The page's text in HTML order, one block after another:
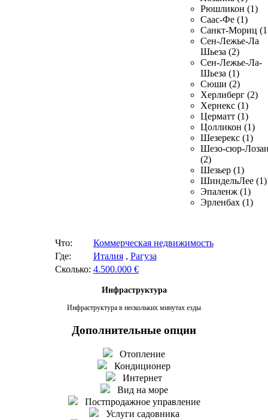
Рюшликон (1)
Саас-Фе (1)
Санкт-Мориц
Сен-Лежье-Ла
Шьеза (2)
Сен-Лежье-Ла-
Шьеза (1)
Сюши (2)
Херлиберг (2)
Хернекс (1)
Церматт (1)
Цолликон (1)
Шезерекс (1)
Шезо-сюр-
(2)
Шезьер (1)
ШиндельЛее (1)
Эпаленж (1)
Эрленбах (1)
Что:
Коммерческая недвижимость
Где:
Италия, Рагуза
Сколько: 4.500.000 €
Инфраструктура
Инфраструктура в нескольких минутах езды
Дополнительные опции
Отопление
Кондиционер
Интернет
Вид на море
Постпродажное управление
Услуги садовника